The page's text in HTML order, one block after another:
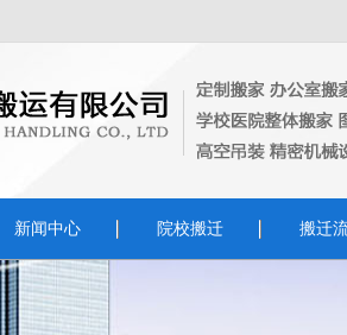
新闻中心 院校搬迁 搬迁